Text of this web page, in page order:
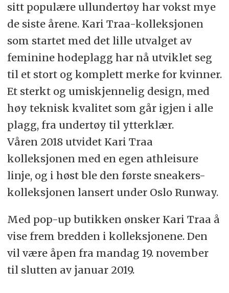
sitt populære ullundertøy har vokst mye
de siste årene. Kari Traa-kolleksjonen
som startet med det lille utvalget av
feminine hodeplagg har nå utviklet seg
til et stort og komplett merke for kvinner.
Et sterkt og umiskjennelig design, med
høy teknisk kvalitet som går igjen i alle
plagg, fra undertøy til ytterklær.
Våren 2018 utvidet Kari Traa
kolleksjonen med en egen athleisure
linje, og i høst ble den første sneakers-
kolleksjonen lansert under Oslo Runway.
Med pop-up butikken ønsker Kari Traa å
vise frem bredden i kolleksjonene. Den
vil være åpen fra mandag 19. november
til slutten av januar 2019.